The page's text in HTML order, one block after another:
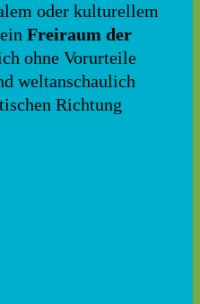
oder kulturellem
Freiraum der
ohne Vorurteile
weltanschaulich
Richtung